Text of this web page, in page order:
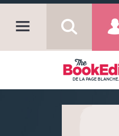
DE LA PAGE